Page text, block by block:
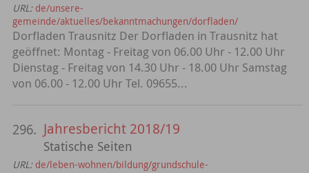
URL: de/unsere-
gemeinde/aktuelles/bekanntmachungen/dorfladen/
Dorfladen Trausnitz Der Dorfladen in Trausnitz hat
geöffnet: Montag - Freitag von 06.00 Uhr - 12.00 Uhr
Dienstag - Freitag von 14.30 Uhr - 18.00 Uhr Samstag
von 06.00 - 12.00 Uhr Tel. 09655...
296. Jahresbericht 2018/19
Statische Seiten
URL: de/leben-wohnen/bildung/grundschule-